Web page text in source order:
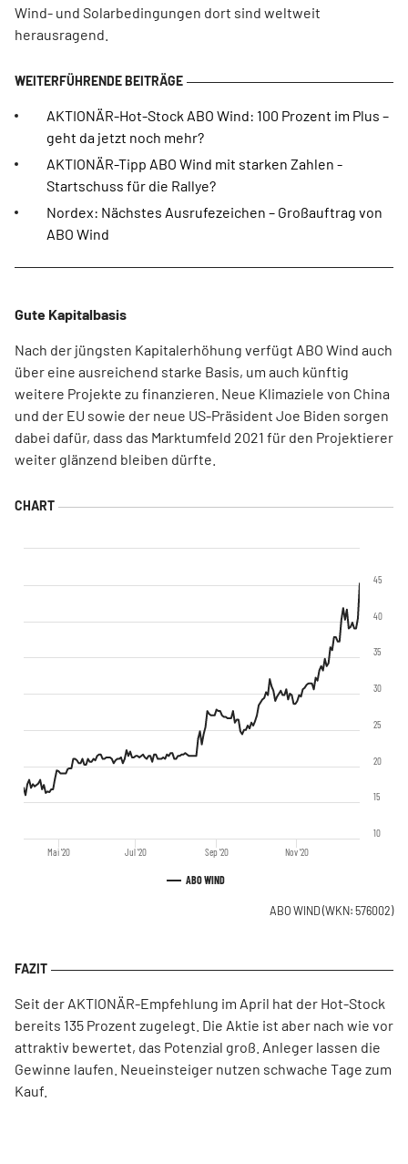
Wind- und Solarbedingungen dort sind weltweit
herausragend.
AKTIONÄR-Hot-Stock ABO Wind: 100 Prozent im Plus –
geht da jetzt noch mehr?
AKTIONÄR-Tipp ABO Wind mit starken Zahlen -
Startschuss für die Rallye?
Nordex: Nächstes Ausrufezeichen – Großauftrag von
ABO Wind
Gute Kapitalbasis
Nach der jüngsten Kapitalerhöhung verfügt ABO Wind auch
über eine ausreichend starke Basis, um auch künftig
weitere Projekte zu finanzieren. Neue Klimaziele von China
und der EU sowie der neue US-Präsident Joe Biden sorgen
dabei dafür, dass das Marktumfeld 2021 für den Projektierer
weiter glänzend bleiben dürfte.
ABO WIND
Mai '20 Jul '20 Sep '20 Nov '20
10
15
20
25
30
35
40
45
ABO WIND (WKN: 576002)
Seit der AKTIONÄR-Empfehlung im April hat der Hot-Stock
bereits 135 Prozent zugelegt. Die Aktie ist aber nach wie vor
attraktiv bewertet, das Potenzial groß. Anleger lassen die
Gewinne laufen. Neueinsteiger nutzen schwache Tage zum
Kauf.